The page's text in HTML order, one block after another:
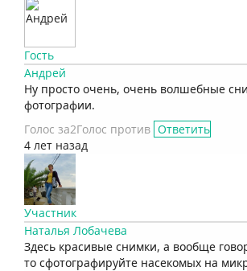
Гость
Андрей
Ну просто очень, очень волшебные
фотографии.
Голос за2Голос против Ответить
4 лет назад
Участник
Наталья Лобачева
Здесь красивые снимки, а вообще
то сфотографируйте насекомых на